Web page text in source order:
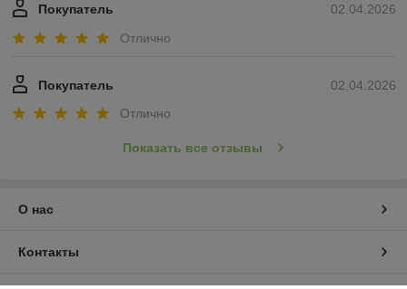
02.04.2026
Покупатель
Отлично
02.04.2026
Покупатель
Отлично
Показать все отзывы
О нас
Контакты